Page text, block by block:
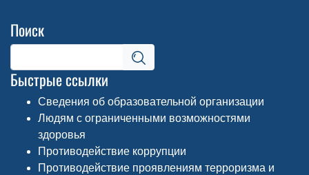
Поиск
Быстрые ссылки
Сведения об образовательной организации
Людям с ограниченными возможностями
здоровья
Противодействие коррупции
Противодействие проявлениям терроризма и